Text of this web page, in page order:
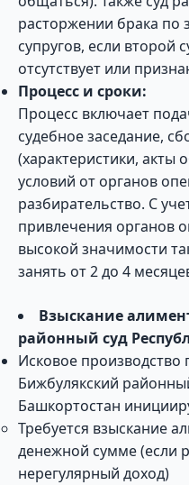
расторжении брака по
супругов, если второй
отсутствует или
Процесс и сроки:
Процесс включает
судебное заседание,
(характеристики,
условий от органов
разбирательство. С
привлечения органов
высокой значимости
занять от 2 до 4
Взыскание
районный суд
Исковое
Бижбулякский
Башкортостан
Требуется взыскание
денежной сумме (если
нерегулярный доход)